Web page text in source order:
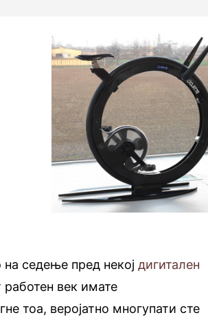
на седење пред некојдигитален
век имате
тоа, веројатно многупати сте